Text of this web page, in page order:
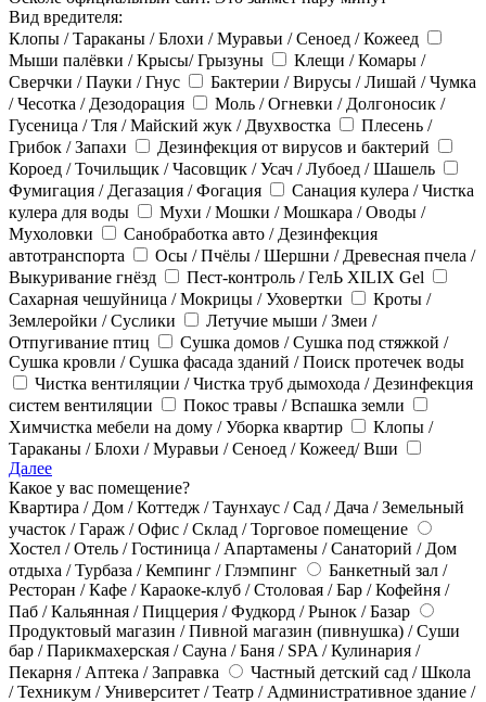
Вид вредителя:
Клопы / Тараканы / Блохи / Муравьи / Сеноед / Кожеед
Мыши палёвки / Крысы/ Грызуны
Клещи / Комары /
Сверчки / Пауки / Гнус
Бактерии / Вирусы / Лишай / Чумка
/ Чесотка / Дезодорация
Моль / Огневки / Долгоносик /
Гусеница / Тля / Майский жук / Двухвостка
Плесень /
Грибок / Запахи
Дезинфекция от вирусов и бактерий
Короед / Точильщик / Часовщик / Усач / Лубоед / Шашель
Фумигация / Дегазация / Фогация
Санация кулера / Чистка
кулера для воды
Мухи / Мошки / Мошкара / Оводы /
Мухоловки
Санобработка авто / Дезинфекция
автотранспорта
Осы / Пчёлы / Шершни / Древесная пчела /
Выкуривание гнёзд
Пест-контроль / ГелЬ XILIX Gel
Сахарная чешуйница / Мокрицы / Уховертки
Кроты /
Землеройки / Суслики
Летучие мыши / Змеи /
Отпугивание птиц
Сушка домов / Сушка под стяжкой /
Сушка кровли / Сушка фасада зданий / Поиск протечек воды
Чистка вентиляции / Чистка труб дымохода / Дезинфекция
систем вентиляции
Покос травы / Вспашка земли
Химчистка мебели на дому / Уборка квартир
Клопы /
Тараканы / Блохи / Муравьи / Сеноед / Кожеед/ Вши
Далее
Какое у вас помещение?
Квартира / Дом / Коттедж / Таунхаус / Сад / Дача / Земельный
участок / Гараж / Офис / Склад / Торговое помещение
Хостел / Отель / Гостиница / Апартамены / Санаторий / Дом
отдыха / Турбаза / Кемпинг / Глэмпинг
Банкетный зал /
Ресторан / Кафе / Караоке-клуб / Столовая / Бар / Кофейня /
Паб / Кальянная / Пиццерия / Фудкорд / Рынок / Базар
Продуктовый магазин / Пивной магазин (пивнушка) / Суши
бар / Парикмахерская / Сауна / Баня / SPA / Кулинария /
Пекарня / Аптека / Заправка
Частный детский сад / Школа
/ Техникум / Университет / Театр / Административное здание /